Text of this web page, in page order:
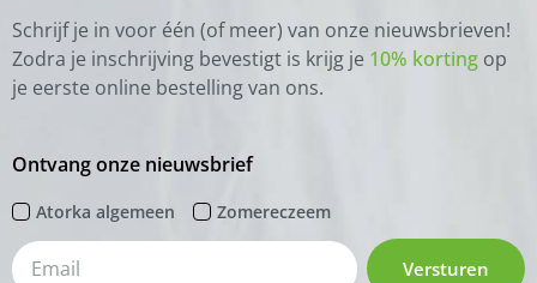
Schrijf je in voor één (of meer) van onze nieuwsbrieven!
Zodra je inschrijving bevestigt is krijg je 10% korting op
je eerste online bestelling van ons.
Ontvang onze nieuwsbrief
Atorka algemeen Zomereczeem
Versturen